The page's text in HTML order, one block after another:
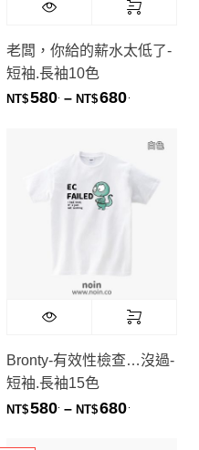
NT$580. 到 NT$680.
老闆，你給的薪水太低了-
短袖.長袖10色
NT$580 – NT$680
NT$580. 到 NT$680.
Bronty-有效性檢查…沒過-
短袖.長袖15色
NT$580 – NT$680